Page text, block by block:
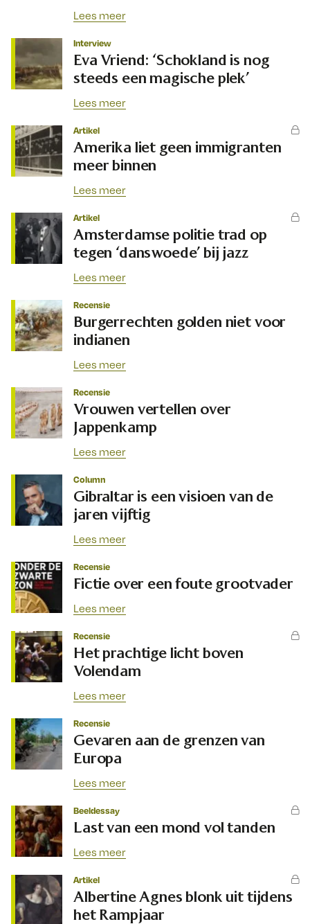
Lees meer
Interview
Eva Vriend: ‘Schokland is nog
steeds een magische plek’
Lees meer
Artikel
Amerika liet geen immigranten
meer binnen
Lees meer
Artikel
Amsterdamse politie trad op
tegen ‘danswoede’ bij jazz
Lees meer
Recensie
Burgerrechten golden niet voor
indianen
Lees meer
Recensie
Vrouwen vertellen over
Jappenkamp
Lees meer
Column
Gibraltar is een visioen van de
jaren vijftig
Lees meer
Recensie
Fictie over een foute grootvader
Lees meer
Recensie
Het prachtige licht boven
Volendam
Lees meer
Recensie
Gevaren aan de grenzen van
Europa
Lees meer
Beeldessay
Last van een mond vol tanden
Lees meer
Artikel
Albertine Agnes blonk uit tijdens
het Rampjaar